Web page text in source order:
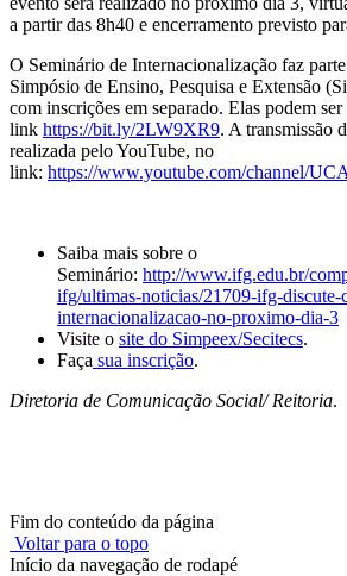
a partir das 8h40 e encerramento previsto
O Seminário de Internacionalização faz
Simpósio de Ensino, Pesquisa e Extensão
com inscrições em separado. Elas podem
link https://bit.ly/2LW9XR9. A transmissão
realizada pelo YouTube, no
link: https://www.youtube.com/channel/
Saiba mais sobre o
Seminário: http://www.ifg.edu.br/
ifg/ultimas-noticias/21709-ifg-discute-
internacionalizacao-no-proximo-dia-3
Visite o site do Simpeex/Secitecs.
Faça sua inscrição.
Diretoria de Comunicação Social/ Reitoria.
Fim do conteúdo da página
Voltar para o topo
Início da navegação de rodapé